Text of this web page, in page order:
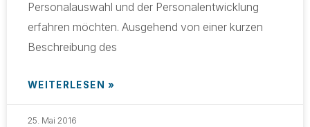
Personalauswahl und der Personalentwicklung
erfahren möchten. Ausgehend von einer kurzen
Beschreibung des
WEITERLESEN »
25. Mai 2016